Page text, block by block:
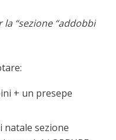
“sezione “addobbi
+ un presepe
natale sezione